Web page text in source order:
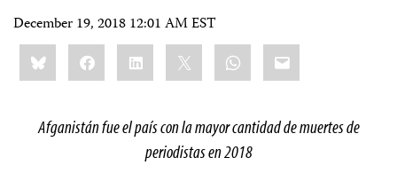
December 19, 2018 12:01 AM EST
Share
this:BlueskyFacebookLinkedIn WhatsApp
Email
Afganistán fue el país con la mayor cantidad de muertes de
periodistas en 2018